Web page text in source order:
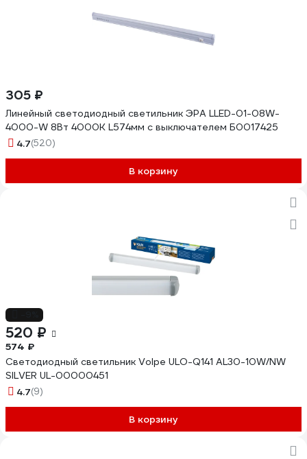
305 ₽
Линейный светодиодный светильник ЭРА LLED-01-08W-
4000-W 8Вт 4000K L574мм с выключателем Б0017425
4.7(520)
В корзину
520 ₽
574 ₽
Светодиодный светильник Volpe ULO-Q141 AL30-10W/NW
SILVER UL-00000451
4.7(9)
В корзину